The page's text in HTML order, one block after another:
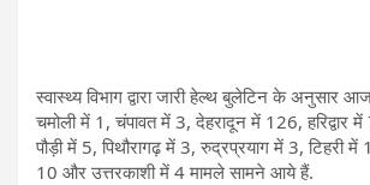
स्वास्थ्य विभाग द्वारा जारी हेल्थ बुलेटिन के अनुसार
चमोली में 1, चंपावत में 3, देहरादून में 126, हरिद्वार
पौड़ी में 5, पिथौरागढ़ में 3, रुद्रप्रयाग में 3, टिहरी
10 और उत्तरकाशी में 4 मामले सामने आये हैं.